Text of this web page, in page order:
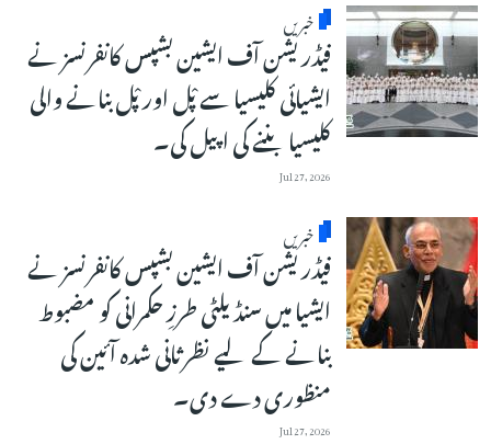
خبریں
فیڈریشن آف ایشین بشپس کانفرنسز نے
ایشیائی کلیسیا سے پْل اور پْل بنانے والی
کلیسیا بننے کی اپیل کی۔
Jul 27, 2026
خبریں
فیڈریشن آف ایشین بشپس کانفرنسز نے
ایشیا میں سنڈیلٹی طرزِ حکمرانی کو مضبوط
بنانے کے لیے نظرثانی شدہ آئین کی
منظوری دے دی۔
Jul 27, 2026